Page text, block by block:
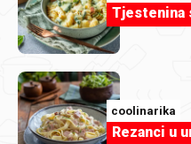
coolinarika
Tjestenina
coolinarika
Rezanci u